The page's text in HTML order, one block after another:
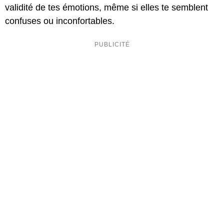
validité de tes émotions, même si elles te semblent
confuses ou inconfortables.